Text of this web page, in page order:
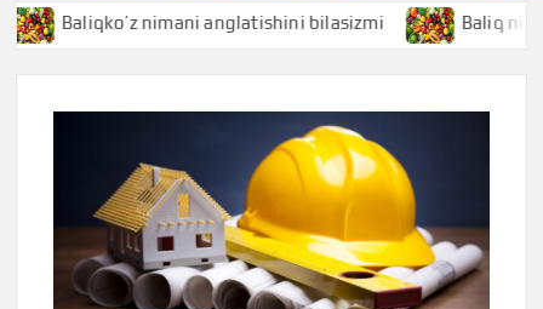
Baliqko’z nimani anglatishini bilasizmi Baliq nimani